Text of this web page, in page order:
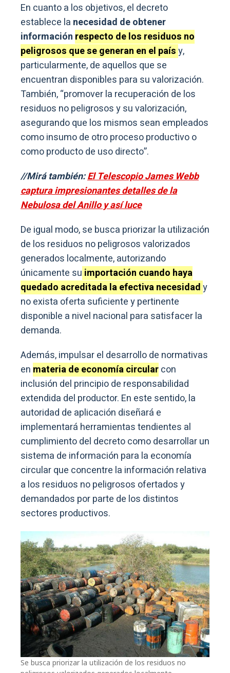
En cuanto a los objetivos, el decreto
establece la necesidad de obtener
información respecto de los residuos no
peligrosos que se generan en el paísy,
particularmente, de aquellos que se
encuentran disponibles para su valorización.
También, “promover la recuperación de los
residuos no peligrosos y su valorización,
asegurando que los mismos sean empleados
como insumo de otro proceso productivo o
como producto de uso directo”.
//Mirá también:El Telescopio James Webb
captura impresionantes detalles de la
Nebulosa del Anillo y así luce
De igual modo, se busca priorizar la utilización
de los residuos no peligrosos valorizados
generados localmente, autorizando
únicamente su importación cuando haya
quedado acreditada la efectiva necesidady
no exista oferta suficiente y pertinente
disponible a nivel nacional para satisfacer la
demanda.
Además, impulsar el desarrollo de normativas
en materia de economía circularcon
inclusión del principio de responsabilidad
extendida del productor. En este sentido, la
autoridad de aplicación diseñará e
implementará herramientas tendientes al
cumplimiento del decreto como desarrollar un
sistema de información para la economía
circular que concentre la información relativa
a los residuos no peligrosos ofertados y
demandados por parte de los distintos
sectores productivos.
Se busca priorizar la utilización de los residuos no